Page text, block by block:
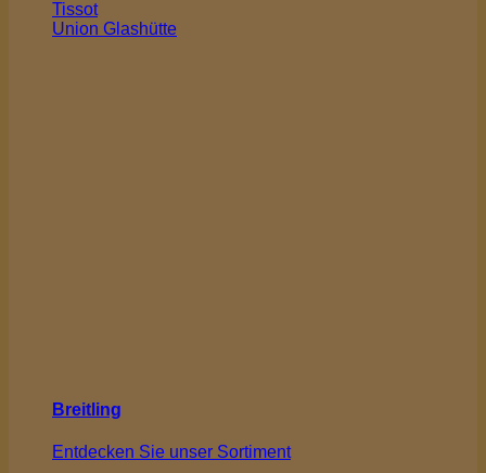
Tissot
Union Glashütte
Breitling
Entdecken Sie unser Sortiment